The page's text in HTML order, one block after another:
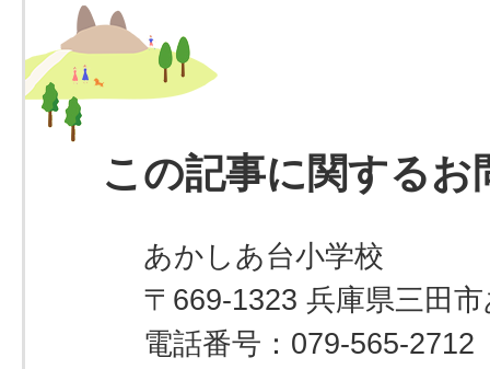
この記事に関するお
あかしあ台小学校
〒669-1323 兵庫県三田
電話番号：079-565-2712